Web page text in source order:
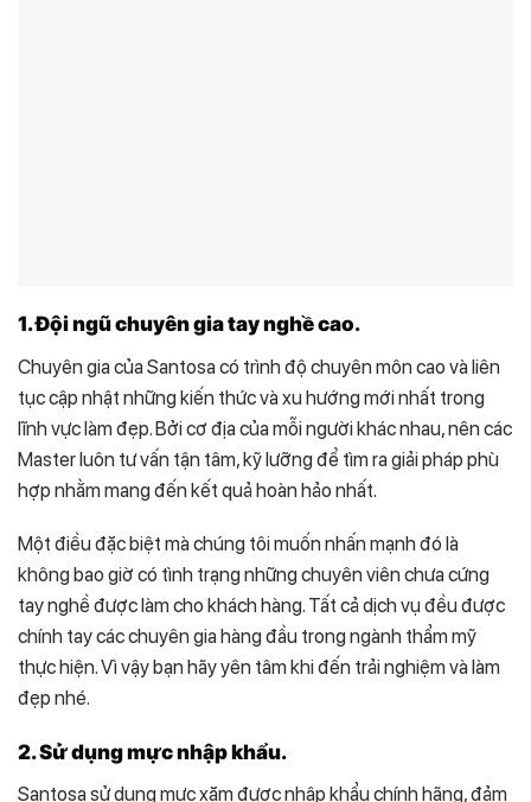
1. Đội ngũ chuyên gia tay nghề cao.
Chuyên gia của Santosa có trình độ chuyên môn cao và liên
tục cập nhật những kiến thức và xu hướng mới nhất trong
lĩnh vực làm đẹp. Bởi cơ địa của mỗi người khác nhau, nên các
Master luôn tư vấn tận tâm, kỹ lưỡng để tìm ra giải pháp phù
hợp nhằm mang đến kết quả hoàn hảo nhất.
Một điều đặc biệt mà chúng tôi muốn nhấn mạnh đó là
không bao giờ có tình trạng những chuyên viên chưa cứng
tay nghề được làm cho khách hàng. Tất cả dịch vụ đều được
chính tay các chuyên gia hàng đầu trong ngành thẩm mỹ
thực hiện. Vì vậy bạn hãy yên tâm khi đến trải nghiệm và làm
đẹp nhé.
2. Sử dụng mực nhập khẩu.
Santosa sử dụng mực xăm được nhập khẩu chính hãng, đảm